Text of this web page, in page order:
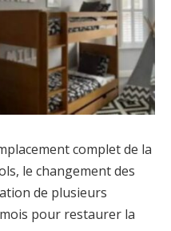
complet de la
le changement des
de plusieurs
pour restaurer la